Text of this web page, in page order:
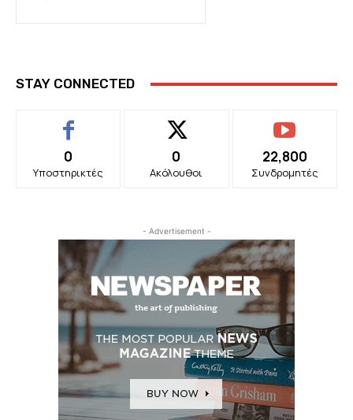
STAY CONNECTED
0
Υποστηρικτές
0
Ακόλουθοι
22,800
Συνδρομητές
- Advertisement -